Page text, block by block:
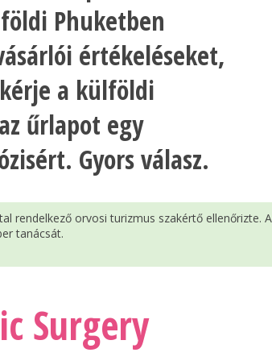
Phuketben
értékeléseket,
a külföldi
űrlapot egy
Gyors válasz.
rendelkező orvosi turizmus szakértő
tanácsát.
Surgery